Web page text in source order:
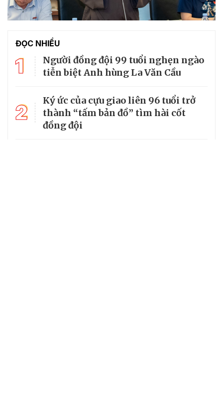
ĐỌC NHIỀU
1
Người đồng đội 99 tuổi nghẹn ngào
tiễn biệt Anh hùng La Văn Cầu
2
Ký ức của cựu giao liên 96 tuổi trở
thành “tấm bản đồ” tìm hài cốt
đồng đội